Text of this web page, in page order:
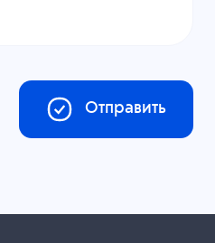
Отправить